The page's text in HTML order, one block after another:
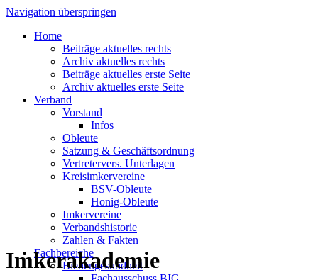
Navigation überspringen
Home
Beiträge aktuelles rechts
Archiv aktuelles rechts
Beiträge aktuelles erste Seite
Archiv aktuelles erste Seite
Verband
Vorstand
Infos
Obleute
Satzung & Geschäftsordnung
Vertretervers. Unterlagen
Kreisimkervereine
BSV-Obleute
Honig-Obleute
Imkervereine
Verbandshistorie
Zahlen & Fakten
Fachbereiche
Bienengesundheit
Imkerakademie